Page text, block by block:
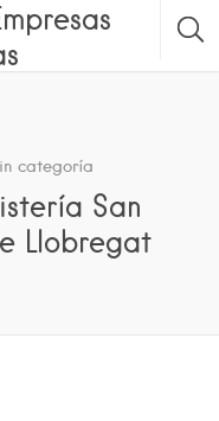
categoría
San
Llobregat